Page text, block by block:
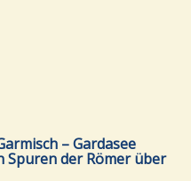
– Gardasee
Spuren der Römer über